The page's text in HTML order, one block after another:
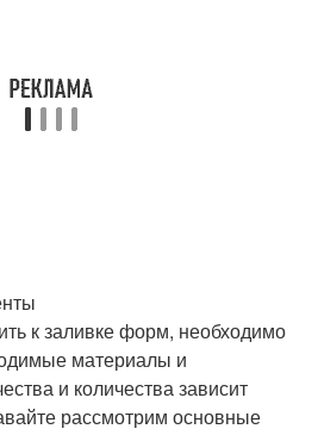
к заливке форм, необходимо
материалы и
и количества зависит
рассмотрим основные